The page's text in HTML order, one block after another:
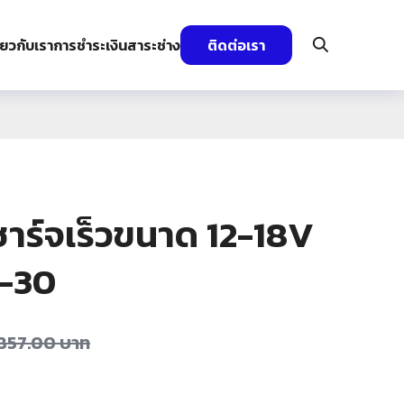
วกับเราการชำระเงินสาระช่าง ติดต่อเรา
ร์จเร็วขนาด 12-18V
30
บาท